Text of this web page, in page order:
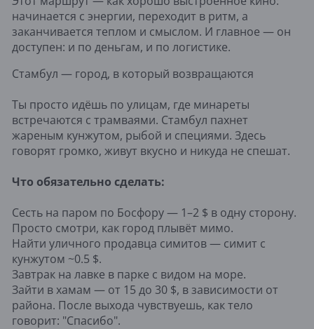
начинается с энергии, переходит в ритм, а
заканчивается теплом и смыслом. И главное — он
доступен: и по деньгам, и по логистике.
Стамбул — город, в который возвращаются
Ты просто идёшь по улицам, где минареты
встречаются с трамваями. Стамбул пахнет
жареным кунжутом, рыбой и специями. Здесь
говорят громко, живут вкусно и никуда не спешат.
Что обязательно сделать:
Сесть на паром по Босфору — 1–2 $ в одну сторону.
Просто смотри, как город плывёт мимо.
Найти уличного продавца симитов — симит с
кунжутом ~0.5 $.
Завтрак на лавке в парке с видом на море.
Зайти в хамам — от 15 до 30 $, в зависимости от
района. После выхода чувствуешь, как тело
говорит: "Спасибо".